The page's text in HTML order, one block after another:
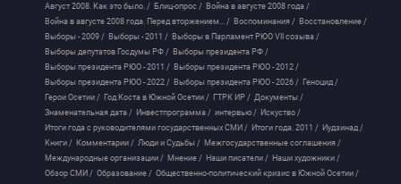
Август 2008. Как это было. / Блиц-опрос / Война в августе 2008 года /
Война в августе 2008 года. Перед вторжением... / Воспоминания / Восстановление /
Выборы - 2009 / Выборы - 2011 / Выборы в Парламент РЮО VII созыва /
Выборы депутатов Госдумы РФ / Выборы президента РФ /
Выборы президента РЮО - 2011 / Выборы президента РЮО - 2012 /
Выборы президента РЮО - 2022 / Выборы президента РЮО - 2026 / Геноцид /
Герои Осетии / Год Коста в Южной Осетии / ГТРК ИР / Документы /
Знаменательная дата / Инвестпрограмма / интервью / Искуство /
Итоги года с руководителями государственных СМИ / Итоги года. 2011 / Иудзинад /
Книги / Комментарии / Люди и Судьбы / Межгосударственные соглашения /
Международные организации / Мнение / Наши писатели / Наши художники /
Обзор СМИ / Образование / Общественно-политический кризис в Южной Осетии /